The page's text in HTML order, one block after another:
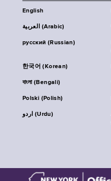
English
العربية (Arabic)
русский (Russian)
한국어 (Korean)
বাংলা (Bengali)
Polski (Polish)
اردو (Urdu)